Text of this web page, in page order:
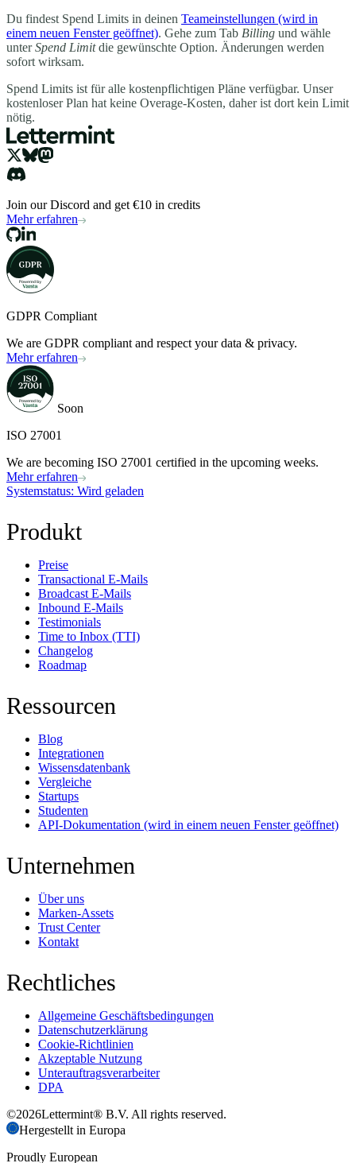
Du findest Spend Limits in deinen Teameinstellungen (wird in
einem neuen Fenster geöffnet). Gehe zum Tab Billing und wähle
unterSpend Limitdie gewünschte Option. Änderungen werden
sofort wirksam.
Spend Limits ist für alle kostenpflichtigen Pläne verfügbar. Unser
kostenloser Plan hat keine Overage-Kosten, daher ist dort kein Limit
nötig.
Join our Discord and get €10 in credits
Mehr erfahren
GDPR Compliant
We are GDPR compliant and respect your data & privacy.
Mehr erfahren
Soon
ISO 27001
We are becoming ISO 27001 certified in the upcoming weeks.
Mehr erfahren
Systemstatus: Wird geladen
Produkt
Preise
Transactional E-Mails
Broadcast E-Mails
Inbound E-Mails
Testimonials
Time to Inbox (TTI)
Changelog
Roadmap
Ressourcen
Blog
Integrationen
Wissensdatenbank
Vergleiche
Startups
Studenten
API-Dokumentation (wird in einem neuen Fenster geöffnet)
Unternehmen
Über uns
Marken-Assets
Trust Center
Kontakt
Rechtliches
Allgemeine Geschäftsbedingungen
Datenschutzerklärung
Cookie-Richtlinien
Akzeptable Nutzung
Unterauftragsverarbeiter
DPA
©2026Lettermint® B.V. All rights reserved.
Hergestellt in Europa
Proudly European